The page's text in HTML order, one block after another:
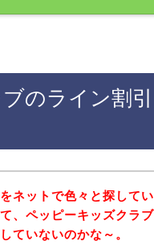
のライン割
ネットで色々と探して
、ペッピーキッズクラ
ていないのかな～。